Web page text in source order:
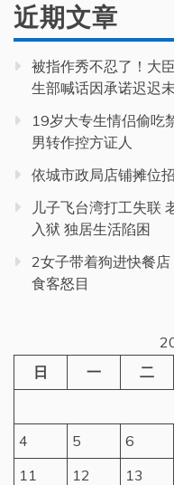
近期文章
被指作秀不忍了！大
生部喊话因承诺迟迟
19岁大专生情侣偷吃
男转作控方证人
依城市政局店铺摊位
儿子飞台湾打工失联
入狱 独居生活陷困
2女子带着狗进快餐
食客怒目
日
一 二
4
5 6
11
12 13